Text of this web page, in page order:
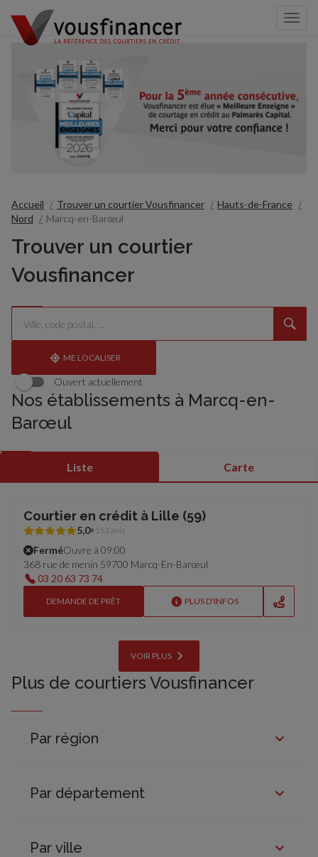
Accueil Trouver un courtier Vousfinancer
Hauts-de-France
Nord
Marcq-en-Barœul
Trouver un courtier
Vousfinancer
Rechercher
Veuillez
renseigner
adresse
{{count}}
résultat(s)
ME LOCALISER
Ouvert actuellement
Nos établissements à Marcq-en-
Barœul
Liste Carte
Courtier en crédit à Lille (59)
5,0 153 avis
FerméOuvre à 09:00
368 rue de menin 59700 Marcq-En-Barœul
03 20 63 73 74
DEMANDE DE PRÊT PLUS D'INFOS
VOIR PLUS
Plus de courtiers Vousfinancer
Par région
Par département
Par ville